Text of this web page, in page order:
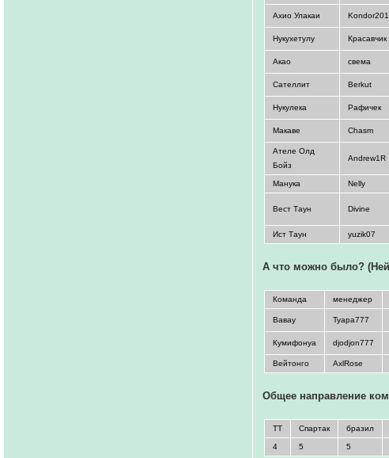
Ахио Улакаи
Нукухетулу Красавчик
Акао свема
Сателлит Berkut
Нукулека Рафичек
Макаве Chasm
Ателе Олд
Бойз
Andrew1R
Манука Nelly
Вест Таун Divine
Ист Таун yuzik07
А что можно было?
Команда менеджер
Вавау Tyapa777
Кумифонуа djodjon777
Вейтонго AxlRose
Общее направление
ТТ Спартак бразил
4 5 5